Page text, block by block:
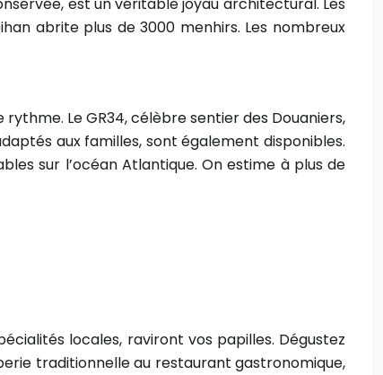
abrite plus de 3000 menhirs. Les nombreux
Le GR34, célèbre sentier des Douaniers,
aux familles, sont également disponibles.
sur l’océan Atlantique. On estime à plus de
locales, raviront vos papilles. Dégustez
traditionnelle au restaurant gastronomique,